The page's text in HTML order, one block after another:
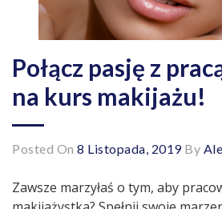
Połącz pasję z
na kurs makijażu!
Posted On 8 Listopada, 2019By
Zawsze marzyłaś o tym, aby